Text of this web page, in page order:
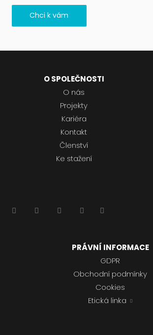
Chci k vám
O SPOLEČNOSTI
O nás
Projekty
Kariéra
Kontakt
Členství
Ke stažení
PRÁVNÍ INFORMACE
GDPR
Obchodní podmínky
Cookies
Etická linka